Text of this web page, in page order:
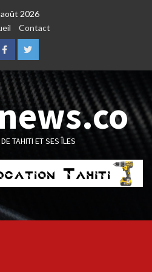
2026
Contact
FacebookTwitter
TAHITI ET SES ÎLES